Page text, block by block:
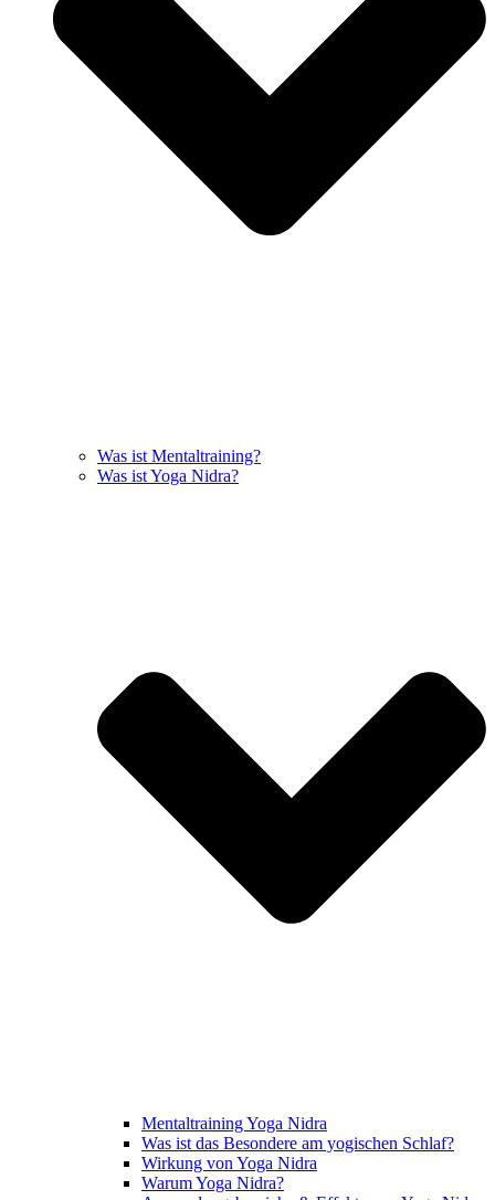
Was ist Mentaltraining?
Was ist Yoga Nidra?
Mentaltraining Yoga Nidra
Was ist das Besondere am yogischen Schlaf?
Wirkung von Yoga Nidra
Warum Yoga Nidra?